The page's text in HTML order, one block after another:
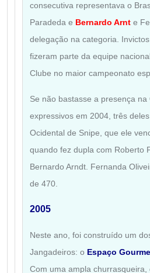
consecutiva representava o
Paradeda e Bernardo Arnt e
delegação na categoria.
fizeram parte da equipe
Clube no maior campeonato
Se não bastasse a presença
expressivos em 2004, três
Ocidental de Snipe, que ele
quando fez dupla com Roberto
Bernardo Arndt. Fernanda
de 470.
2005
Neste ano, foi construído um
Jangadeiros: o Espaço
Com uma ampla